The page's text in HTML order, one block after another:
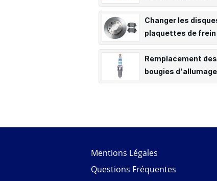
Peugeot 207 1.6
Changer les
plaquettes de
sur Alfa Romeo 147
Remplacement des
bougies
Ford Fiesta VII - 1.1i
Mentions Légales
Questions Fréquentes